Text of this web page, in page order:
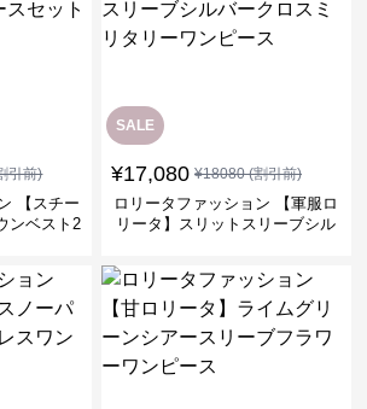
引前)
【スチー
ンベスト2
SALE
¥17,080 ¥18080(割引前)
ロリータファッション 【軍服ロ
リータ】スリットスリーブシル